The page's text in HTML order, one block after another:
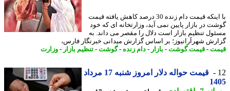
با اینکه قیمت دام زنده 30 درصد کاهش یافته قیمت
در بازار پایین نمی آید، وزارتخانه ای که خود
تنظیم بازار است دلال را مقصر می داند. به
شهرآرانیوز؛ بر اساس گزارش میدانی خبرنگار فارس،
-قیمت گوشت-بازار - دام زنده -گوشت-تنظیم بازار - وزارت
قیمت حواله دلار امروز شنبه 17 مرداد